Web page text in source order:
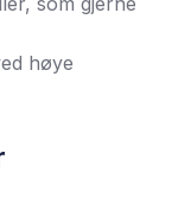
høye